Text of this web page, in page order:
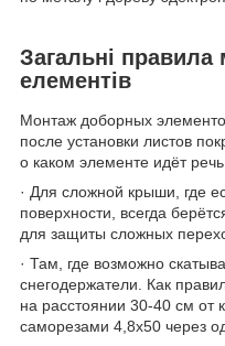
Загальні правила
елементів
Монтаж доборных
после установки листов
о каком элементе идёт речь.
· Для сложной крыши, где
поверхности, всегда
для защиты сложных
· Там, где возможно
снегодержатели. Как
на расстоянии 30-40 см от
саморезами 4,8х50 через